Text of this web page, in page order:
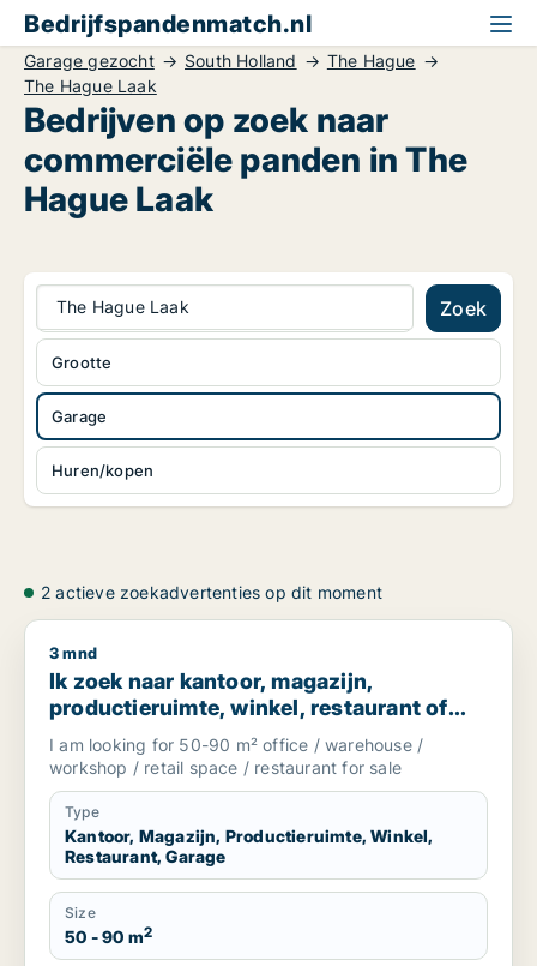
Bedrijfspandenmatch.nl
Garage gezocht South Holland
The Hague
The Hague Laak
Bedrijven op zoek naar
commerciële panden in The
Hague Laak
The Hague Laak Zoek
Garage
Huren/kopen
Grootte
2 actieve zoekadvertenties op dit moment
Ik zoek naar kantoor, magazijn, productieruimte, winkel,
3 mnd
Ik zoek naar kantoor, magazijn,
productieruimte, winkel, restaurant of
garage te koop in South Holland, The
Netherlands
I am looking for 50-90 m² office / warehouse /
workshop / retail space / restaurant for sale
Type
Kantoor, Magazijn, Productieruimte, Winkel,
Restaurant, Garage
Size
50 - 90 m2